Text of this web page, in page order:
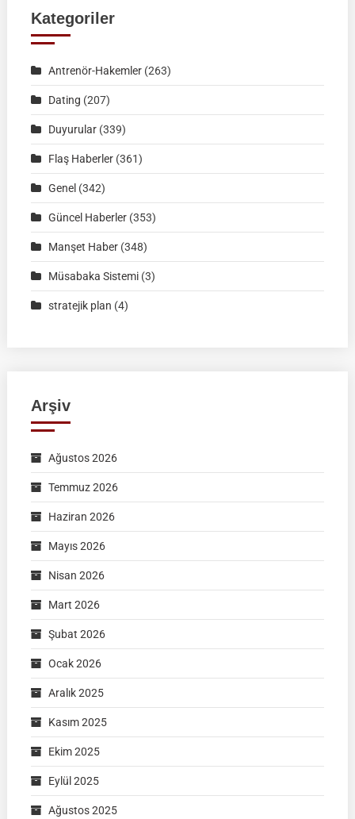
02
2026
Müsabaka
Ön
Formu
Kategoriler
Antrenör-Hakemler(263)
Dating (207)
Duyurular(339)
Flaş Haberler(361)
Genel(342)
Güncel Haberler(353)
Manşet Haber(348)
Müsabaka Sistemi(3)
stratejik plan (4)
Arşiv
Ağustos 2026
Temmuz 2026
Haziran 2026
Mayıs 2026
Nisan 2026
Mart 2026
Şubat 2026
Ocak 2026
Aralık 2025
Kasım 2025
Ekim 2025
Eylül 2025
Ağustos 2025